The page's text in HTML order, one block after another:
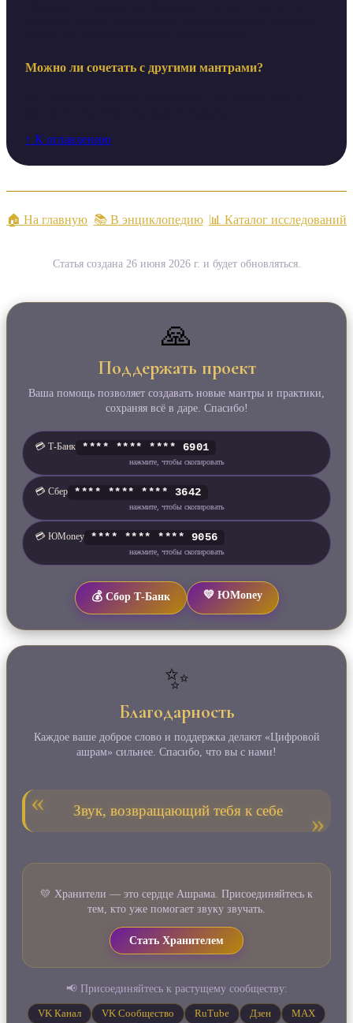
Можно ли сочетать с другими мантрами?
↑ К оглавлению
🏠 На главную 📚 В энциклопедию 📊 Каталог исследований
Статья создана 26 июня 2026 г. и будет обновляться.
🙏
Поддержать проект
Ваша помощь позволяет создавать новые мантры и практики,
сохраняя всё в даре. Спасибо!
💳 Т‑Банк **** **** **** 6901
нажмите, чтобы скопировать
💳 Сбер **** **** **** 3642
нажмите, чтобы скопировать
💳 ЮMoney **** **** **** 9056
нажмите, чтобы скопировать
💰 Сбор Т‑Банк 💛 ЮMoney
✨
Благодарность
Каждое ваше доброе слово и поддержка делают «Цифровой
ашрам» сильнее. Спасибо, что вы с нами!
Звук, возвращающий тебя к себе
💛 Хранители — это сердце Ашрама. Присоединяйтесь к
тем, кто уже помогает звуку звучать.
Стать Хранителем
📢 Присоединяйтесь к растущему сообществу:
VK Канал VK Сообщество RuTube Дзен
MAX